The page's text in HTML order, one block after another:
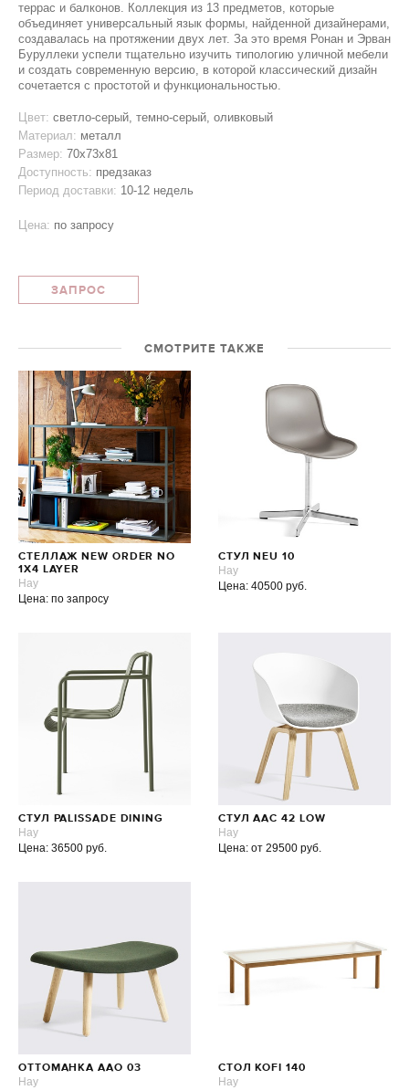
террас и балконов. Коллекция из 13 предметов, которые
объединяет универсальный язык формы, найденной дизайнерами,
создавалась на протяжении двух лет. За это время Ронан и Эрван
Буруллеки успели тщательно изучить типологию уличной мебели
и создать современную версию, в которой классический дизайн
сочетается с простотой и функциональностью.
Цвет: светло-серый, темно-серый, оливковый
Материал: металл
Размер: 70x73x81
Доступность: предзаказ
Период доставки: 10-12 недель
Цена: по запросу
ЗАПРОС
СМОТРИТЕ ТАКЖЕ
СТЕЛЛАЖ NEW ORDER NO
1X4 LAYER
Hay
Цена: по запросу
СТУЛ NEU 10
Hay
Цена: 40500 руб.
СТУЛ PALISSADE DINING
Hay
Цена: 36500 руб.
СТУЛ AAC 42 LOW
Hay
Цена: от 29500 руб.
ОТТОМАНКА AAO 03
Hay
СТОЛ KOFI 140
Hay